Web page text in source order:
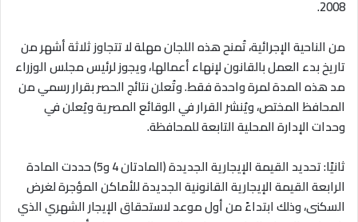
2008
.
من الناحية الإجرائية، تُمنح هذه اللجان مهلة لا تتجاوز ثلاثة أشهر من
تاريخ بدء العمل بالقانون لإنهاء أعمالها، ويجوز لرئيس مجلس الوزراء
مد هذه المدة لمرة واحدة فقط. وتُعلن نتائج الحصر بقرار رسمي من
المحافظ المختص، ويُنشر القرار في الوقائع المصرية ويُعلن في
وحدات الإدارة المحلية التابعة للمحافظة.
ثانيًا: تحديد القيمة الإيجارية الجديدة (المادتان 4 و5) حددت المادة
الرابعة القيمة الإيجارية القانونية الجديدة للأماكن المؤجرة لغرض
السكنى، وذلك ابتداءً من أول موعد لاستحقاق الإيجار الشهري الذي